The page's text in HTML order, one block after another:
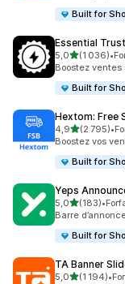
Built for
Essential
5,0étoile(s) sur
(1 036)
1036 avis au•
Boostez
Built for
Hextom: Free
4,9étoile(s) sur
(2 795)
2795 avis au•
Boostez vos
Built for
Yeps
5,0étoile(s) sur
(183)
183 avis au total
•
Barre
Built for
TA Banner
5,0étoile(s) sur
(1 194)
1194 avis au•